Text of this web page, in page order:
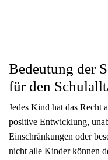
Bedeutung der
für den
Jedes Kind hat das Recht
positive Entwicklung,
Einschränkungen oder
nicht alle Kinder können